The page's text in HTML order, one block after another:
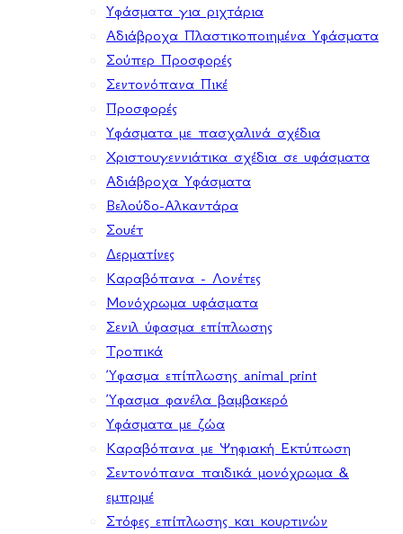
Υφάσματα για ριχτάρια
Αδιάβροχα Πλαστικοποιημένα Υφάσματα
Σούπερ Προσφορές
Σεντονόπανα Πικέ
Προσφορές
Υφάσματα με πασχαλινά σχέδια
Χριστουγεννιάτικα σχέδια σε υφάσματα
Αδιάβροχα Υφάσματα
Βελούδο-Αλκαντάρα
Σουέτ
Δερματίνες
Καραβόπανα - Λονέτες
Μονόχρωμα υφάσματα
Σενιλ ύφασμα επίπλωσης
Τροπικά
Ύφασμα επίπλωσης animal print
Ύφασμα φανέλα βαμβακερό
Υφάσματα με ζώα
Καραβόπανα με Ψηφιακή Εκτύπωση
Σεντονόπανα παιδικά μονόχρωμα &
εμπριμέ
Στόφες επίπλωσης και κουρτινών